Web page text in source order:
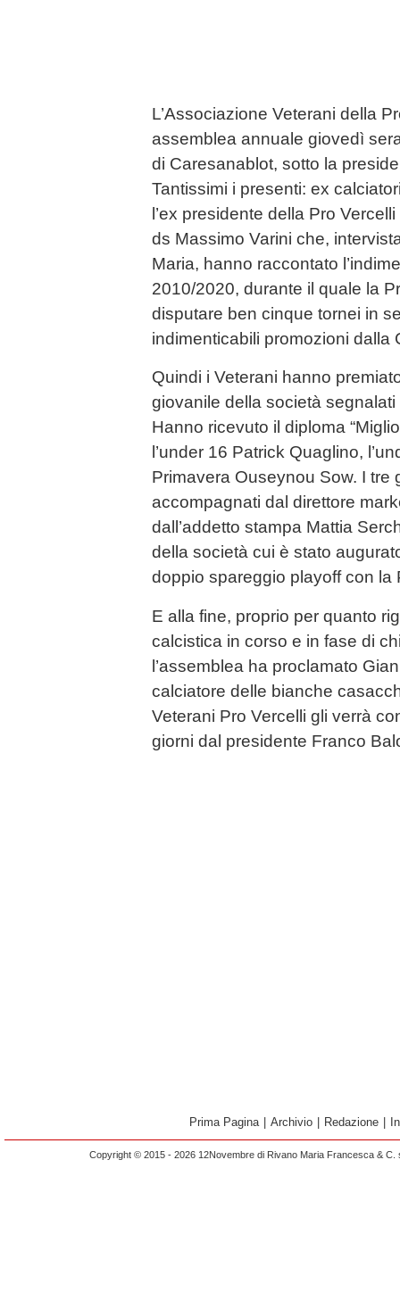
L’Associazione Veterani della
assemblea annuale giovedì
di Caresanablot, sotto la
Tantissimi i presenti: ex
l’ex presidente della Pro
ds Massimo Varini che,
Maria, hanno raccontato
2010/2020, durante il quale la
disputare ben cinque tornei in
indimenticabili promozioni dalla
Quindi i Veterani hanno
giovanile della società
Hanno ricevuto il diploma
l’under 16 Patrick Quaglino,
Primavera Ouseynou Sow. I tre
accompagnati dal direttore
dall’addetto stampa Mattia
della società cui è stato
doppio spareggio playoff con la
E alla fine, proprio per quanto
calcistica in corso e in fase di
l’assemblea ha proclamato
calciatore delle bianche
Veterani Pro Vercelli gli verrà
giorni dal presidente Franco
Prima Pagina Archivio Redazione
Copyright © 2015 - 2026 12Novembre di Rivano Maria Francesca &